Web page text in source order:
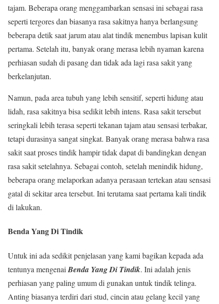
tajam. Beberapa orang menggambarkan sensasi ini sebagai rasa
seperti tergores dan biasanya rasa sakitnya hanya berlangsung
beberapa detik saat jarum atau alat tindik menembus lapisan kulit
pertama. Setelah itu, banyak orang merasa lebih nyaman karena
perhiasan sudah di pasang dan tidak ada lagi rasa sakit yang
berkelanjutan.
Namun, pada area tubuh yang lebih sensitif, seperti hidung atau
lidah, rasa sakitnya bisa sedikit lebih intens. Rasa sakit tersebut
seringkali lebih terasa seperti tekanan tajam atau sensasi terbakar,
tetapi durasinya sangat singkat. Banyak orang merasa bahwa rasa
sakit saat proses tindik hampir tidak dapat di bandingkan dengan
rasa sakit setelahnya. Sebagai contoh, setelah menindik hidung,
beberapa orang melaporkan adanya perasaan tertekan atau sensasi
gatal di sekitar area tersebut. Ini terutama saat pertama kali tindik
di lakukan.
Benda Yang Di Tindik
Untuk ini ada sedikit penjelasan yang kami bagikan kepada ada
tentunya mengenai Benda Yang Di Tindik. Ini adalah jenis
perhiasan yang paling umum di gunakan untuk tindik telinga.
Anting biasanya terdiri dari stud, cincin atau gelang kecil yang